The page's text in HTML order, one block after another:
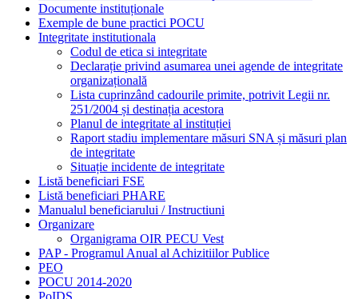
Documente instituționale
Exemple de bune practici POCU
Integritate institutionala
Codul de etica si integritate
Declarație privind asumarea unei agende de integritate
organizațională
Lista cuprinzând cadourile primite, potrivit Legii nr.
251/2004 și destinația acestora
Planul de integritate al instituției
Raport stadiu implementare măsuri SNA și măsuri plan
de integritate
Situație incidente de integritate
Listă beneficiari FSE
Listă beneficiari PHARE
Manualul beneficiarului / Instructiuni
Organizare
Organigrama OIR PECU Vest
PAP - Programul Anual al Achizitiilor Publice
PEO
POCU 2014-2020
PoIDS